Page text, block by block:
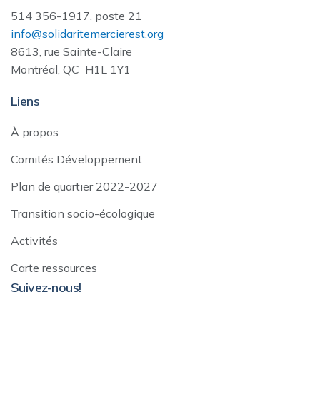
514 356-1917, poste 21
info@solidaritemercierest.org
8613, rue Sainte-Claire
Montréal, QC H1L 1Y1
Liens
À propos
Comités Développement
Plan de quartier 2022-2027
Transition socio-écologique
Activités
Carte ressources
Suivez-nous!